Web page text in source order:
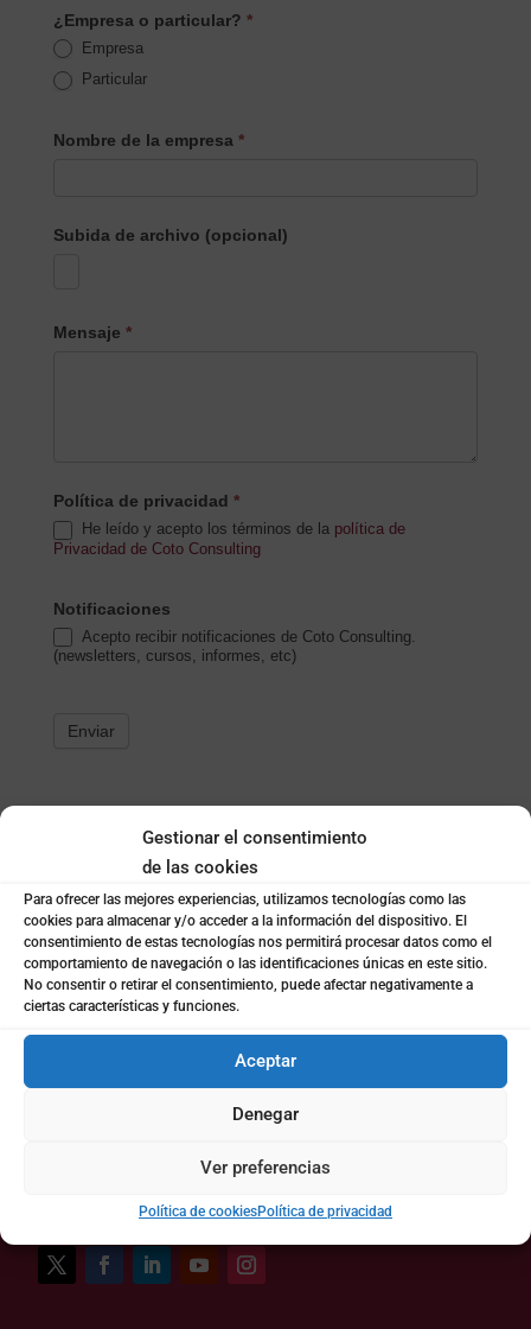
Gestionar el consentimiento
de las cookies
Para ofrecer las mejores experiencias, utilizamos tecnologías como las
cookies para almacenar y/o acceder a la información del dispositivo. El
consentimiento de estas tecnologías nos permitirá procesar datos como el
comportamiento de navegación o las identificaciones únicas en este sitio.
No consentir o retirar el consentimiento, puede afectar negativamente a
ciertas características y funciones.
Aceptar
Denegar
Ver preferencias
Política de cookiesPolítica de privacidad
¿Empresa o particular? *
Empresa
Particular
Nombre de la empresa *
Subida de archivo (opcional)
Mensaje *
Política de privacidad *
He leído y acepto los términos de la política de
Privacidad de Coto Consulting
Notificaciones
Acepto recibir notificaciones de Coto Consulting.
(newsletters, cursos, informes, etc)
Enviar
CONTACTO
coto@cotoconsulting.com